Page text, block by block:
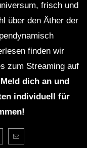
frisch und
über den Äther der
finden wir
zum Streaming auf
Meld dich an und
individuell für